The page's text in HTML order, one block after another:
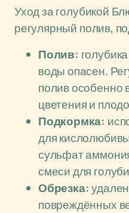
Уход за голубикой
регулярный полив,
Полив:
воды опасен.
полив особенно
цветения и
Подкормка:
для
сульфат
смеси для
Обрезка:
повреждённых